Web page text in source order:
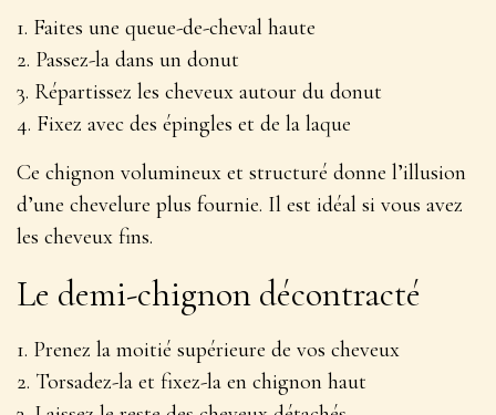
1. Faites une queue-de-cheval haute
2. Passez-la dans un donut
3. Répartissez les cheveux autour du donut
4. Fixez avec des épingles et de la laque
Ce chignon volumineux et structuré donne l’illusion
d’une chevelure plus fournie. Il est idéal si vous avez
les cheveux fins.
Le demi-chignon décontracté
1. Prenez la moitié supérieure de vos cheveux
2. Torsadez-la et fixez-la en chignon haut